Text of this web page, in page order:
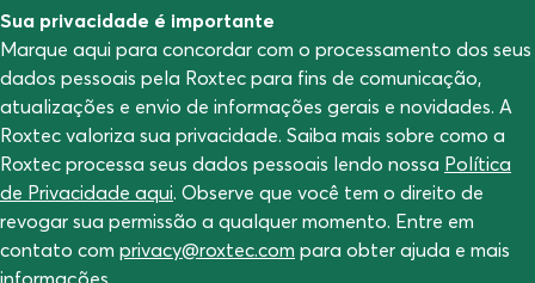
Sua privacidade é importante
Marque aqui para concordar com o processamento dos seus
dados pessoais pela Roxtec para fins de comunicação,
atualizações e envio de informações gerais e novidades. A
Roxtec valoriza sua privacidade. Saiba mais sobre como a
Roxtec processa seus dados pessoais lendo nossa Política
de Privacidade aqui. Observe que você tem o direito de
revogar sua permissão a qualquer momento. Entre em
contato com privacy@roxtec.com para obter ajuda e mais